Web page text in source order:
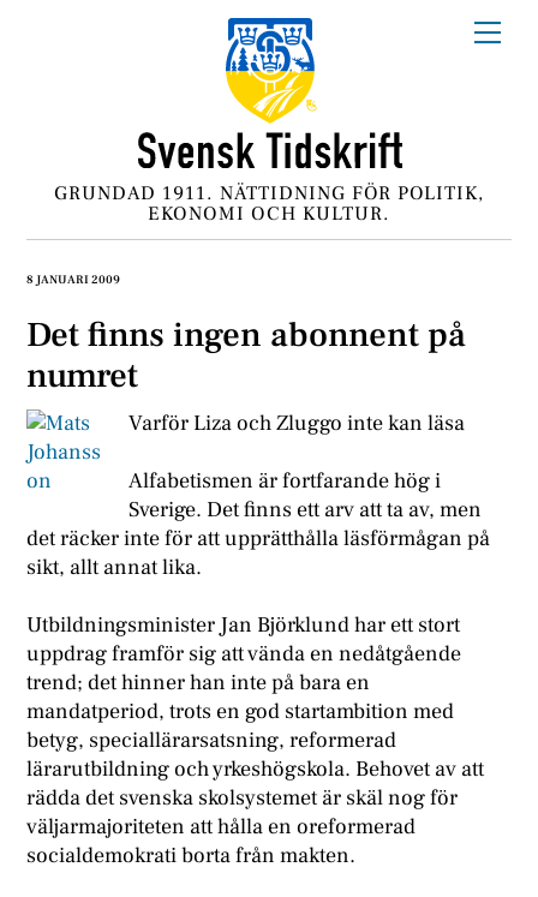
GRUNDAD 1911. NÄTTIDNING FÖR POLITIK,
EKONOMI OCH KULTUR.
8 JANUARI 2009
Det finns ingen abonnent på
numret
Varför Liza och Zluggo inte kan läsa
Alfabetismen är fortfarande hög i
Sverige. Det finns ett arv att ta av, men
det räcker inte för att upprätthålla läsförmågan på
sikt, allt annat lika.
Utbildningsminister Jan Björklund har ett stort
uppdrag framför sig att vända en nedåtgående
trend; det hinner han inte på bara en
mandatperiod, trots en god startambition med
betyg, speciallärarsatsning, reformerad
lärarutbildning och yrkeshögskola. Behovet av att
rädda det svenska skolsystemet är skäl nog för
väljarmajoriteten att hålla en oreformerad
socialdemokrati borta från makten.